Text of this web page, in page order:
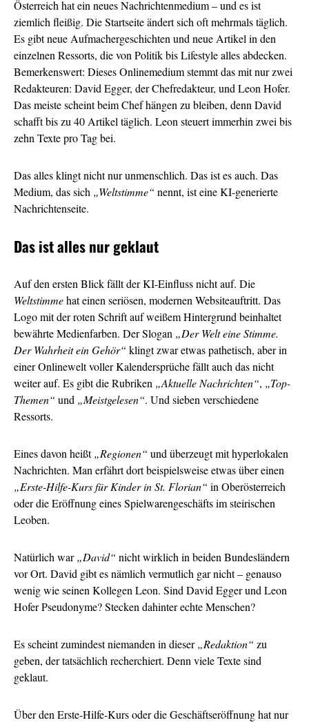
Österreich hat ein neues Nachrichtenmedium – und es ist
ziemlich fleißig. Die Startseite ändert sich oft mehrmals täglich.
Es gibt neue Aufmachergeschichten und neue Artikel in den
einzelnen Ressorts, die von Politik bis Lifestyle alles abdecken.
Bemerkenswert: Dieses Onlinemedium stemmt das mit nur zwei
Redakteuren: David Egger, der Chefredakteur, und Leon Hofer.
Das meiste scheint beim Chef hängen zu bleiben, denn David
schafft bis zu 40 Artikel täglich. Leon steuert immerhin zwei bis
zehn Texte pro Tag bei.
Das alles klingt nicht nur unmenschlich. Das ist es auch. Das
Medium, das sich „Weltstimme“ nennt, ist eine KI-generierte
Nachrichtenseite.
Das ist alles nur geklaut
Auf den ersten Blick fällt der KI-Einfluss nicht auf. Die
Weltstimmehat einen seriösen, modernen Websiteauftritt. Das
Logo mit der roten Schrift auf weißem Hintergrund beinhaltet
bewährte Medienfarben. Der Slogan „Der Welt eine Stimme.
Der Wahrheit ein Gehör“ klingt zwar etwas pathetisch, aber in
einer Onlinewelt voller Kalendersprüche fällt auch das nicht
weiter auf. Es gibt die Rubriken „Aktuelle Nachrichten“, „Top-
Themen“ und „Meistgelesen“. Und sieben verschiedene
Ressorts.
Eines davon heißt„Regionen“ und überzeugt mit hyperlokalen
Nachrichten. Man erfährt dort beispielsweise etwas über einen
„Erste-Hilfe-Kurs für Kinder in St. Florian“ in Oberösterreich
oder die Eröffnung eines Spielwarengeschäfts im steirischen
Leoben.
Natürlich war„David“ nicht wirklich in beiden Bundesländern
vor Ort. David gibt es nämlich vermutlich gar nicht – genauso
wenig wie seinen Kollegen Leon. Sind David Egger und Leon
Hofer Pseudonyme? Stecken dahinter echte Menschen?
Es scheint zumindest niemanden in dieser„Redaktion“ zu
geben, der tatsächlich recherchiert. Denn viele Texte sind
geklaut.
Über den Erste-Hilfe-Kurs oder die Geschäftseröffnung hat nur